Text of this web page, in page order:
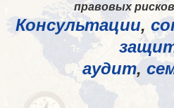
правовых
Консультации,
аудит,